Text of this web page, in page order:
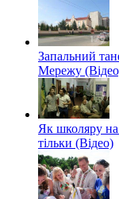
Запальний
Мережу
Як школяру
тільки (Відео)